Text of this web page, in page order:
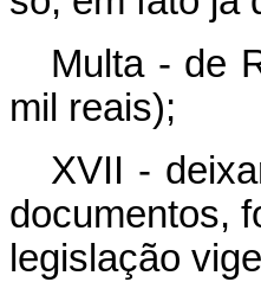
Multa - de
mil reais);
XVII -
documentos,
legislação